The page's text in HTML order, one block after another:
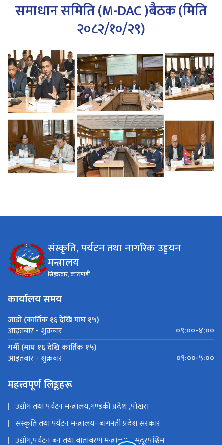
समाधान समिति (M-DAC )बैठक (मिति
२०८२/१०/२९)
संस्कृति, पर्यटन तथा नागरिक उड्डयन
मन्त्रालय
सिंहदरबार, काठमाडौं
कार्यालय समय
जाडो (कार्तिक १६ देखि माघ १५)
आइतबार - शुक्रबार
०९:००-४:००
गर्मी (माघ १६ देखि कार्तिक १५)
आइतबार - शुक्रबार ०९:००-५:००
महत्त्वपूर्ण लिङ्कहरू
उद्योग तथा पर्यटन मन्त्रालय,गण्डकी प्रदेश ,पोखरा
संस्कृति तथा पर्यटन मन्त्रालय- बागमती प्रदेश सरकार
उद्योग,पर्यटन बन तथा बाताबरण मन्त्रालय - सुदूरपश्चिम